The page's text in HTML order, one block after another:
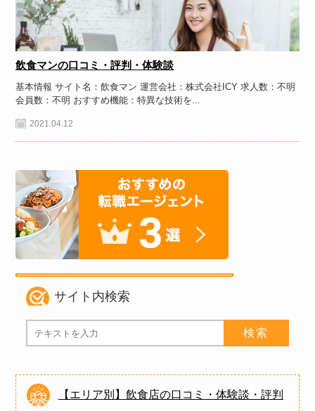
飲食マンの口コミ・評判・体験談
基本情報 サイト名：飲食マン 運営会社：株式会社ICY 求人数：不明
会員数：不明 おすすめ機能：特異な技術を...
2021.04.12
サイト内検索
【エリア別】飲食店の口コミ・体験談・評判